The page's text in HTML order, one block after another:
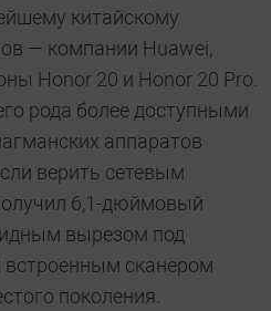
китайскому
— компании Huawei,
Honor 20 и Honor 20 Pro.
рода более доступными
аппаратов
верить сетевым
6,1-дюймовый
вырезом под
сканером
поколения.